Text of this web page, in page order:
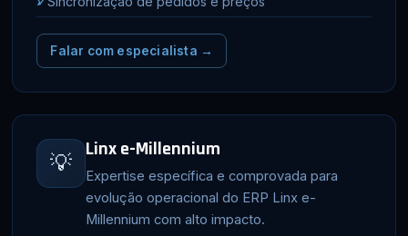
Falar com especialista →
💡
Linx e-Millennium
Expertise específica e comprovada para
evolução operacional do ERP Linx e-
Millennium com alto impacto.